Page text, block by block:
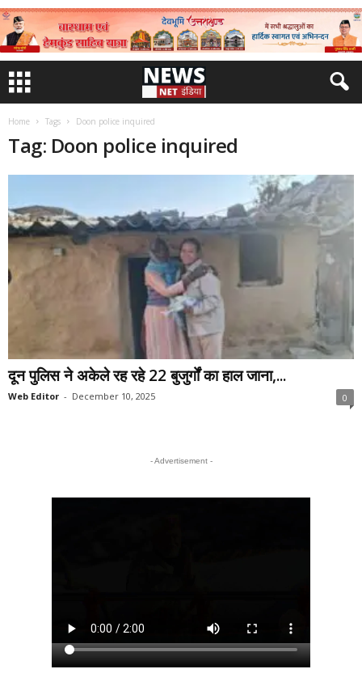
Home Tags Doon police inquired
Tag: Doon police inquired
दून पुलिस ने अकेले रह रहे 22 बुजुर्गों का हाल जाना,...
Web Editor - December 10, 2025 0
- Advertisement -